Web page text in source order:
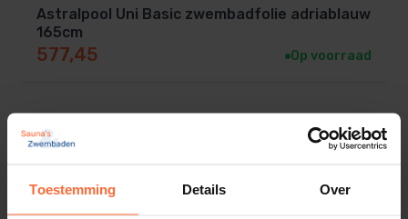
Toestemming Details Over
Astralpool Uni Basic zwembadfolie adriablauw
165cm
577,45 Op voorraad